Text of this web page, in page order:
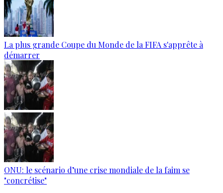
La plus grande Coupe du Monde de la FIFA s'apprête à
démarrer
ONU: le scénario d’une crise mondiale de la faim se
"concrétise"